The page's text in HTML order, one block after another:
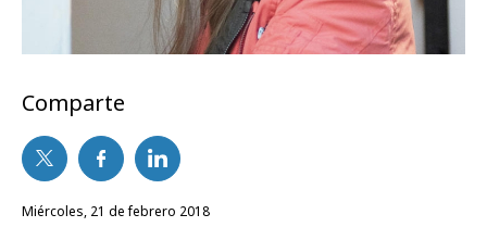
Comparte
miércoles, 21 de febrero 2018